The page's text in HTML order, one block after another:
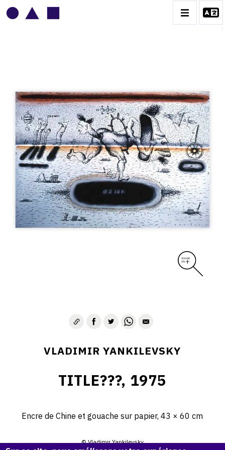
VLADIMIR YANKILEVSKY
CATALOGUE DES OEUVRES
VOLUME 1
VOLUME 2
CONTACT
VLADIMIR YANKILEVSKY
TITLE???, 1975
Encre de Chine et gouache sur papier, 43 × 60 cm
© Vladimir Yankilevsky